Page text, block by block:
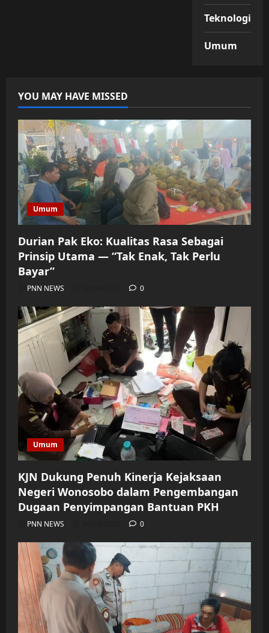
Teknologi
Umum
YOU MAY HAVE MISSED
Umum
Durian Pak Eko: Kualitas Rasa Sebagai
Prinsip Utama — “Tak Enak, Tak Perlu
Bayar”
PNN NEWS 0
Umum
KJN Dukung Penuh Kinerja Kejaksaan
Negeri Wonosobo dalam Pengembangan
Dugaan Penyimpangan Bantuan PKH
PNN NEWS 0